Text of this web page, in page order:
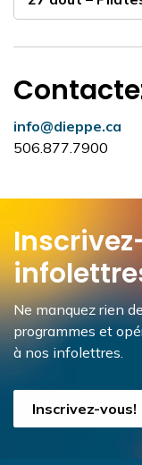
info@dieppe.ca
506.877.7900
Ne manquez rien
programmes et
à nos infolettres.
Inscrivez-vous!